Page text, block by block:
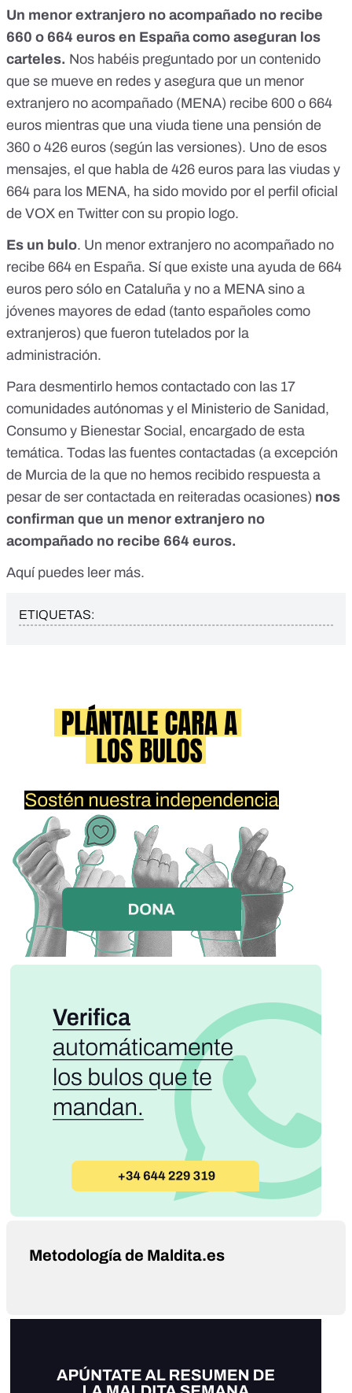
Un menor extranjero no acompañado no recibe
660 o 664 euros en España como aseguran los
carteles. Nos habéis preguntado por un contenido
que se mueve en redes y asegura que un menor
extranjero no acompañado (MENA) recibe 600 o 664
euros mientras que una viuda tiene una pensión de
360 o 426 euros (según las versiones). Uno de esos
mensajes, el que habla de 426 euros para las viudas y
664 para los MENA, ha sido movido por el perfil oficial
de VOX en Twitter con su propio logo.
Es un bulo. Un menor extranjero no acompañado no
recibe 664 en España. Sí que existe una ayuda de 664
euros pero sólo en Cataluña y no a MENA sino a
jóvenes mayores de edad (tanto españoles como
extranjeros) que fueron tutelados por la
administración.
Para desmentirlo hemos contactado con las 17
comunidades autónomas y el Ministerio de Sanidad,
Consumo y Bienestar Social, encargado de esta
temática. Todas las fuentes contactadas (a excepción
de Murcia de la que no hemos recibido respuesta a
pesar de ser contactada en reiteradas ocasiones) nos
confirman que un menor extranjero no
acompañado no recibe 664 euros.
Aquí puedes leer más.
ETIQUETAS:
Metodología de Maldita.es